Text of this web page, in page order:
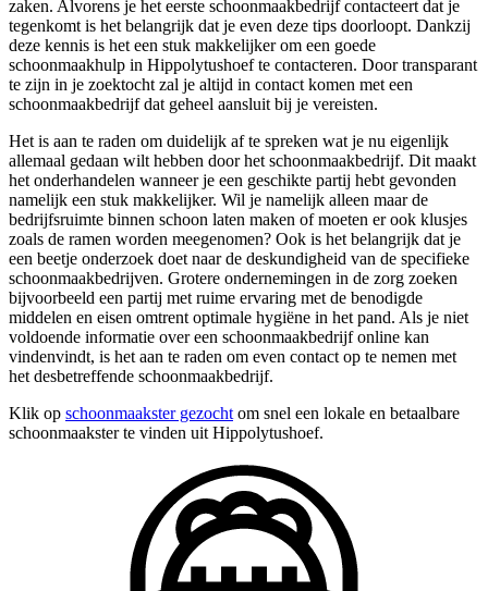
zaken. Alvorens je het eerste schoonmaakbedrijf contacteert dat je
tegenkomt is het belangrijk dat je even deze tips doorloopt. Dankzij
deze kennis is het een stuk makkelijker om een goede
schoonmaakhulp in Hippolytushoef te contacteren. Door transparant
te zijn in je zoektocht zal je altijd in contact komen met een
schoonmaakbedrijf dat geheel aansluit bij je vereisten.
Het is aan te raden om duidelijk af te spreken wat je nu eigenlijk
allemaal gedaan wilt hebben door het schoonmaakbedrijf. Dit maakt
het onderhandelen wanneer je een geschikte partij hebt gevonden
namelijk een stuk makkelijker. Wil je namelijk alleen maar de
bedrijfsruimte binnen schoon laten maken of moeten er ook klusjes
zoals de ramen worden meegenomen? Ook is het belangrijk dat je
een beetje onderzoek doet naar de deskundigheid van de specifieke
schoonmaakbedrijven. Grotere ondernemingen in de zorg zoeken
bijvoorbeeld een partij met ruime ervaring met de benodigde
middelen en eisen omtrent optimale hygiëne in het pand. Als je niet
voldoende informatie over een schoonmaakbedrijf online kan
vindenvindt, is het aan te raden om even contact op te nemen met
het desbetreffende schoonmaakbedrijf.
Klik op schoonmaakster gezocht om snel een lokale en betaalbare
schoonmaakster te vinden uit Hippolytushoef.